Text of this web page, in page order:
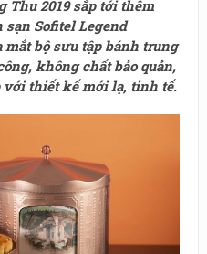
Thu 2019 sắp tới thêm
Sofitel Legend
mắt bộ sưu tập bánh trung
không chất bảo quản,
thiết kế mới lạ, tinh tế.